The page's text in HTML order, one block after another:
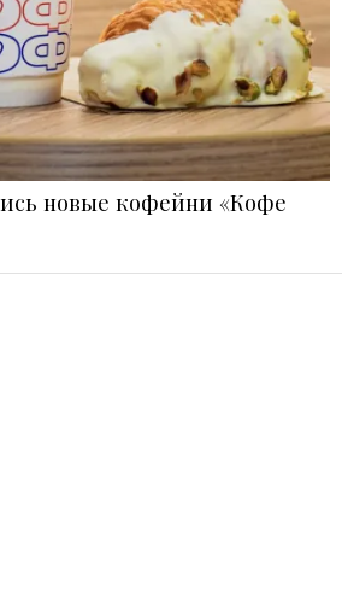
новые кофейни «Кофе